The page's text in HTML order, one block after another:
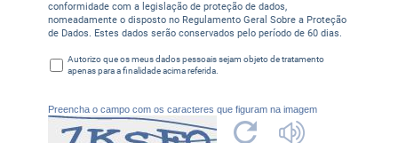
conformidade com a legislação de proteção de dados,
nomeadamente o disposto no Regulamento Geral Sobre a Proteção
de Dados. Estes dados serão conservados pelo período de 60 dias.
Autorizo que os meus dados pessoais sejam objeto de tratamento
apenas para a finalidade acima referida.
Preencha o campo com os caracteres que figuram na imagem